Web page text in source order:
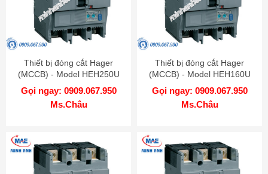
Thiết bị đóng cắt Hager
(MCCB) - Model HEH250U
Gọi ngay: 0909.067.950
Ms.Châu
Thiết bị đóng cắt Hager
(MCCB) - Model HEH160U
Gọi ngay: 0909.067.950
Ms.Châu